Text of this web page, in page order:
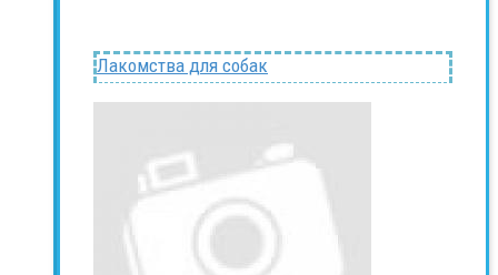
Лакомства для собак